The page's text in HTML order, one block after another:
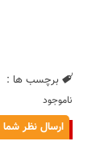
برچسب ها :
ناموجود
ارسال نظر شما
انتشار یافته : 0